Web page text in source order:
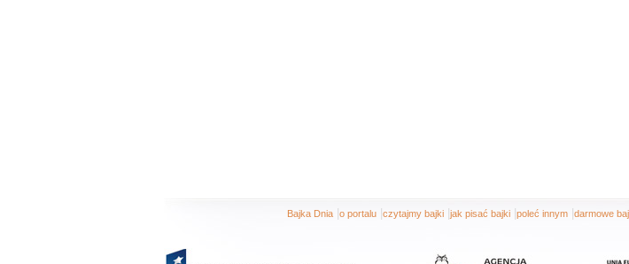
Bajka Dnia o portalu czytajmy bajki jak pisać bajki poleć innym darmowe